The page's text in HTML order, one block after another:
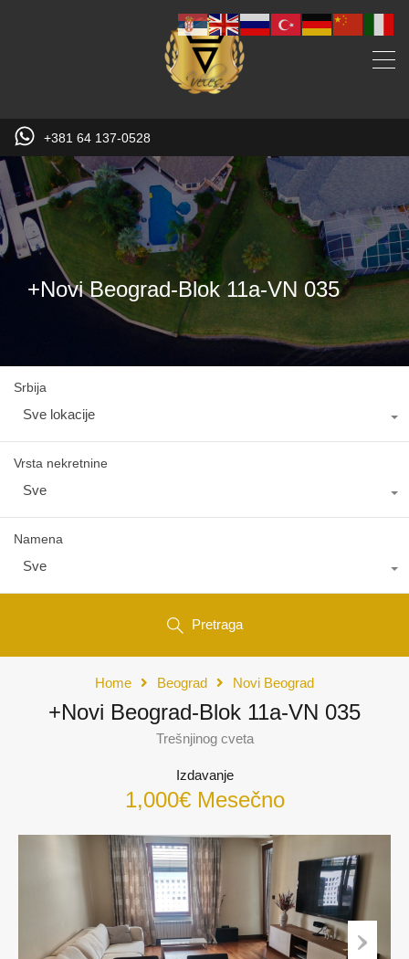
+381 64 137-0528
+Novi Beograd-Blok 11a-VN 035
Srbija
Sve lokacije
Vrsta nekretnine
Sve
Namena
Sve
Pretraga
Home Beograd Novi Beograd
+Novi Beograd-Blok 11a-VN 035
Trešnjinog cveta
Izdavanje
1,000€ Mesečno